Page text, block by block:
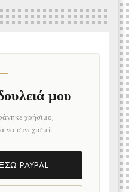
μου
χρήσιμο,
συνεχιστεί.
PAYPAL